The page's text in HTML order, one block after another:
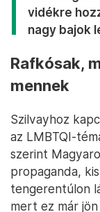
vidékre
nagy bajok
Rafkósak,
mennek
Szilvayhoz
az LMBTQI-
szerint
propaganda,
tengerentúlon
mert ez már